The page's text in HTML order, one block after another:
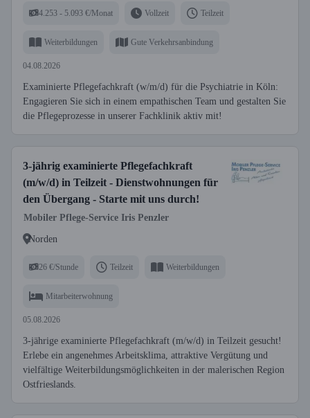
4.253 - 5.093 €/Monat Vollzeit Teilzeit
Weiterbildungen Gute Verkehrsanbindung
04.08.2026
Examinierte Pflegefachkraft (w/m/d) für die Psychiatrie in Köln:
Engagieren Sie sich in einem empathischen Team und gestalten Sie
die Pflegeprozesse in unserer Fachklinik aktiv mit!
3-jährig examinierte Pflegefachkraft
(m/w/d) in Teilzeit - Dienstwohnungen für
den Übergang - Starte mit uns durch!
Mobiler Pflege-Service Iris Penzler
Norden
26 €/Stunde Teilzeit Weiterbildungen
Mitarbeiterwohnung
05.08.2026
3-jährige examinierte Pflegefachkraft (m/w/d) in Teilzeit gesucht!
Erlebe ein angenehmes Arbeitsklima, attraktive Vergütung und
vielfältige Weiterbildungsmöglichkeiten in der malerischen Region
Ostfrieslands.